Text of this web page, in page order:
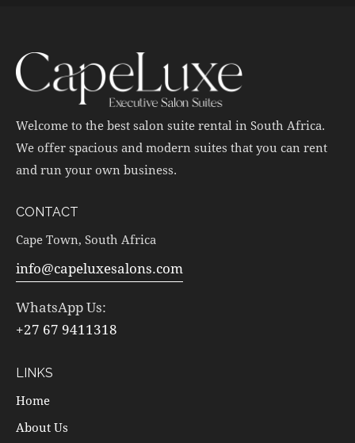
Welcome to the best salon suite rental in South Africa.
We offer spacious and modern suites that you can rent
and run your own business.
CONTACT
Cape Town, South Africa
info@capeluxesalons.com
WhatsApp Us:
+27 67 9411318
LINKS
Home
About Us